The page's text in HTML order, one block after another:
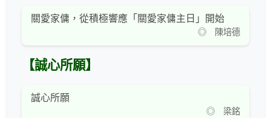
關愛家傭，從積極響應「關愛家傭主日」開始
◎ 陳培德
【誠心所願】
誠心所願
◎ 梁銘